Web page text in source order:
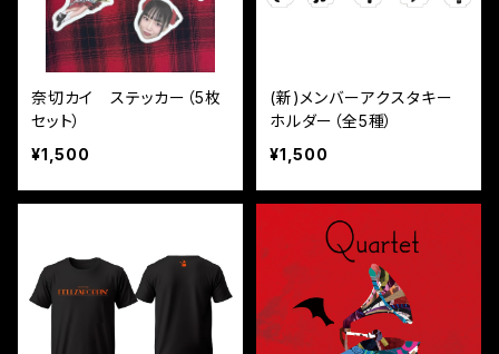
奈切カイ ステッカー（5枚
セット）
¥1,500
(新)メンバーアクスタキー
ホルダー（全5種）
¥1,500